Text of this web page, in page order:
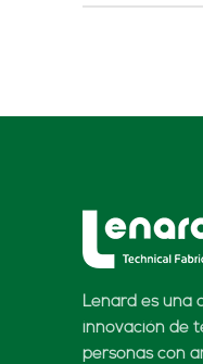
Lenard es una
innovación de
personas con